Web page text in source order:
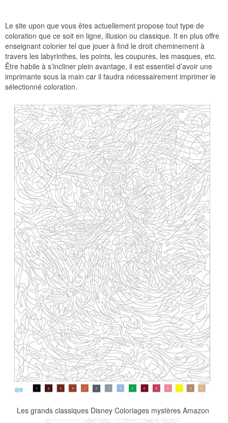
Le site upon que vous êtes actuellement propose tout type de
coloration que ce soit en ligne, illusion ou classique. It en plus offre
enseignant colorier tel que jouer à find le droit cheminement à
travers les labyrinthes, les points, les coupures, les masques, etc.
Être habile à s’incliner plein avantage, il est essentiel d’avoir une
imprimante sous la main car il faudra nécessairement imprimer le
sélectionné coloration.
Les grands classiques Disney Coloriages mystères Amazon